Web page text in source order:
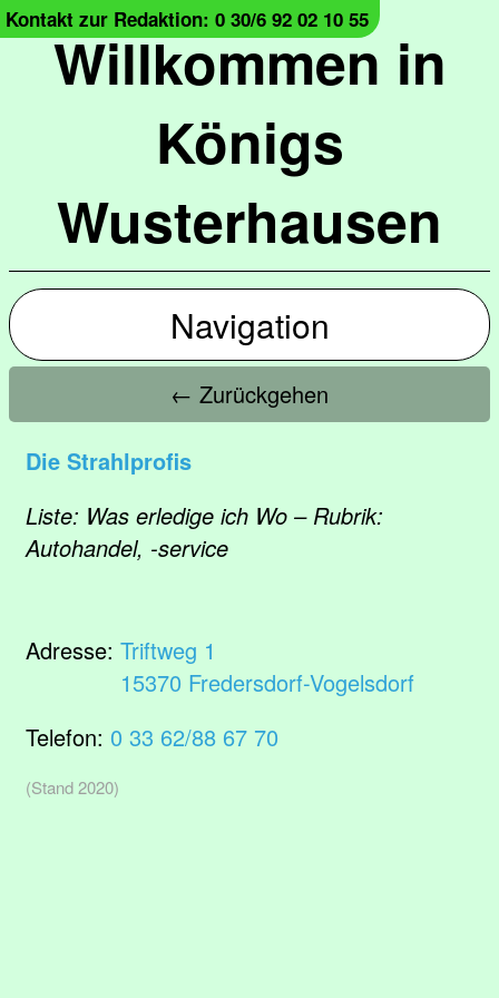
Willkommen in
Königs
Wusterhausen
Kontakt zur Redaktion: 0 30/6 92 02 10 55
Navigation
← Zurückgehen
Die Strahlprofis
Liste: Was erledige ich Wo – Rubrik:
Autohandel, -service
Adresse: Triftweg 1
15370 Fredersdorf-Vogelsdorf
Telefon: 0 33 62/88 67 70
(Stand 2020)